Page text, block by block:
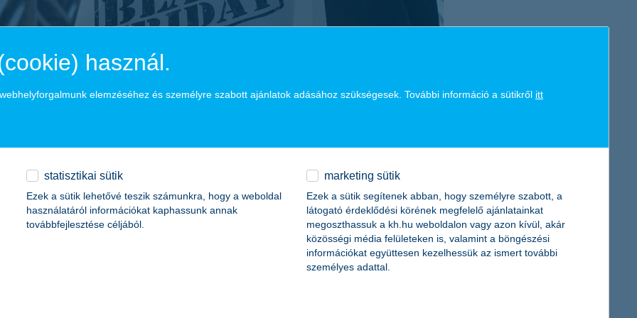
meg, hogy írja össze miket szeretne és állítsa ezeket ő is fontossági sorrendbe – ezt a listát karácsonykor is jól tudjuk használni.
. Fontos, hogy legyen egy megszabott keret, ami megálljt parancsol a vásárlási lázban. Igyekezzünk ne túlvállalni magunkat! Ugyanígy
mik férnének ebbe bele. Így megtanulhatja, milyen pénzügyi döntéseket hozni, és hogy nem lehet mindent megkapni egyszerre,
használ.
elemzéséhez és személyre szabott ajánlatok adásához szükségesek. További információ a sütikről itt
statisztikai sütik
Ezek a sütik lehetővé teszik számunkra, hogy a weboldal
használatáról információkat kaphassunk annak
továbbfejlesztése céljából.
marketing sütik
Ezek a sütik segítenek abban, hogy személyre szabott, a
látogató érdeklődési körének megfelelő ajánlatainkat
megoszthassuk a kh.hu weboldalon vagy azon kívül, akár
közösségi média felületeken is, valamint a böngészési
információkat együttesen kezelhessük az ismert további
személyes adattal.